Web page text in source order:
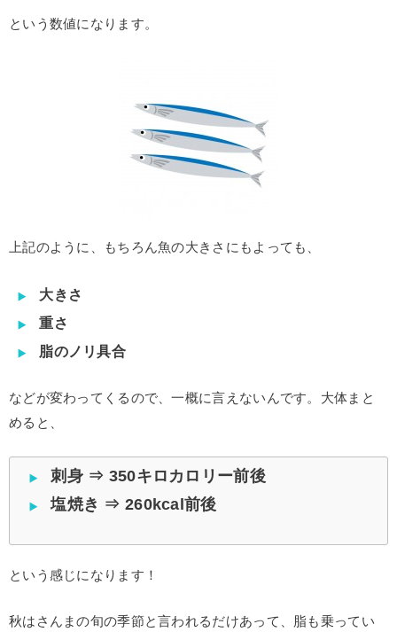
という数値になります。
上記のように、もちろん魚の大きさにもよっても、
大きさ
重さ
脂のノリ具合
などが変わってくるので、一概に言えないんです。大体まと
めると、
刺身 ⇒ 350キロカロリー前後
塩焼き ⇒ 260kcal前後
という感じになります！
秋はさんまの旬の季節と言われるだけあって、脂も乗ってい